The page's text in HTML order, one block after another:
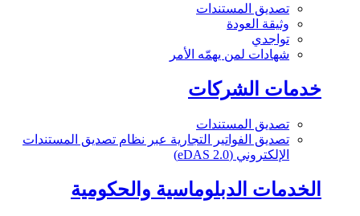
تصديق المستندات
وثيقة العودة
تواجدي
شهادات لمن يهمّه الأمر
خدمات الشركات
تصديق المستندات
تصديق الفواتير التجارية عبر نظام تصديق المستندات
الإلكتروني (eDAS 2.0)
الخدمات الدبلوماسية والحكومية